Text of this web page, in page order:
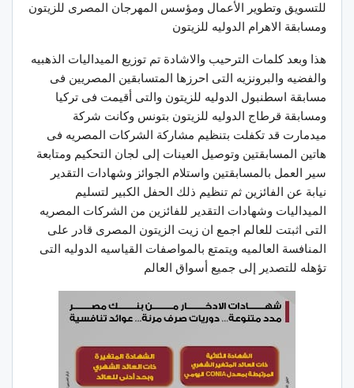
للتسويق وتطوير الأعمال ومؤسس المهرجان المصرى للزيتون
ومسابقة الاهرام الدوليه للزيتون
هذا وبعد كلمات الترحيب والاشادة تم توزيع الميداليات الذهبيه
والفضيه والبرونزيه التى احرزها المتسابقين المصريين فى
مسابقة اسطنبول الدوليه للزيتون والتى أقيمت فى تركيا
ومسابقة قرطاج الدوليه للزيتون بتونس وكانت شركة
ميدمارت قد تكفلت بتنظيم مشاركة الشركات المصريه فى
هاتين المسابقتين وتوصيل العينات إلى لجان التحكيم ومتابعة
سير العمل بالمسابقتين واستلام الجوائز وشهادات التقدير
نيابة عن الفائزين ثم تنظيم ذلك الحفل الكبير لتسليم
الميداليات وشهادات التقدير للفائزين من الشركات المصريه
التى اثبتت للعالم اجمع ان زيت الزيتون المصرى قادر على
المنافسة العالميه ويتمتع بالمواصفات القياسيه الدوليه التى
تؤهله للتصدير إلى جميع أسواق العالم